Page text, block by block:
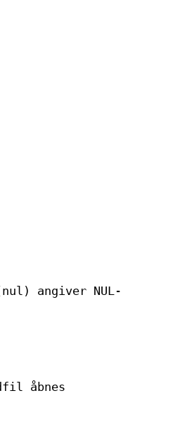
angiver NUL-
åbnes